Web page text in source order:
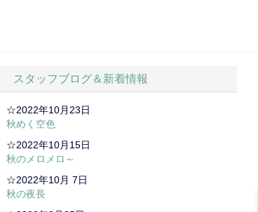
スタッフブログ＆新着情報
☆2022年10月23日
秋めく空色
☆2022年10月15日
秋のメロメロ～
☆2022年10月 7日
秋の夜長